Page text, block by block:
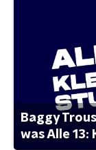
Baggy
was Alle